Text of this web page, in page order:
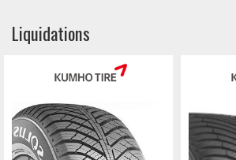
Liquidations